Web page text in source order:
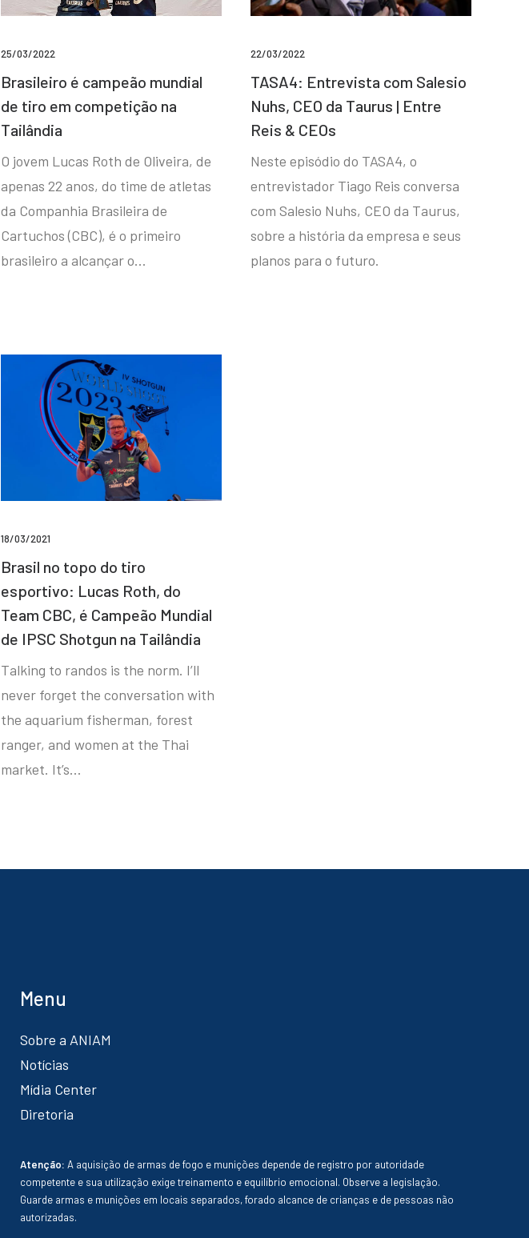
25/03/2022
Brasileiro é campeão mundial
de tiro em competição na
Tailândia
O jovem Lucas Roth de Oliveira, de
apenas 22 anos, do time de atletas
da Companhia Brasileira de
Cartuchos (CBC), é o primeiro
brasileiro a alcançar o…
22/03/2022
TASA4: Entrevista com Salesio
Nuhs, CEO da Taurus | Entre
Reis & CEOs
Neste episódio do TASA4, o
entrevistador Tiago Reis conversa
com Salesio Nuhs, CEO da Taurus,
sobre a história da empresa e seus
planos para o futuro.
18/03/2021
Brasil no topo do tiro
esportivo: Lucas Roth, do
Team CBC, é Campeão Mundial
de IPSC Shotgun na Tailândia
Talking to randos is the norm. I’ll
never forget the conversation with
the aquarium fisherman, forest
ranger, and women at the Thai
market. It’s…
Menu
Sobre a ANIAM
Notícias
Mídia Center
Diretoria
Atenção: A aquisição de armas de fogo e munições depende de registro por autoridade
competente e sua utilização exige treinamento e equilíbrio emocional. Observe a legislação.
Guarde armas e munições em locais separados, forado alcance de crianças e de pessoas não
autorizadas.